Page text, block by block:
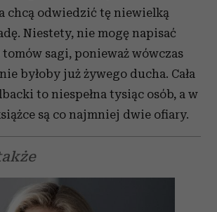
chcą odwiedzić tę niewielką
Niestety, nie mogę napisać
sagi, ponieważ wówczas
byłoby już żywego ducha. Cała
to niespełna tysiąc osób, a w
są co najmniej dwie ofiary.